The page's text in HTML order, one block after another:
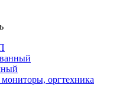
оргтехника